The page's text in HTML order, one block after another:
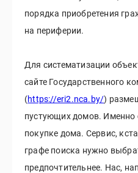
порядка приобретения
на периферии.
Для систематизации
сайте Государственного
(https://eri2.nca.by/)
пустующих домов. Именно
покупке дома. Сервис,
графе поиска нужно
предпочтительнее. Нас,